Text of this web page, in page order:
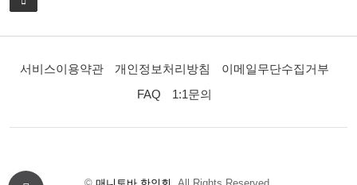
서비스이용약관 개인정보처리방침
이메일무단수집거부
FAQ
1:1문의